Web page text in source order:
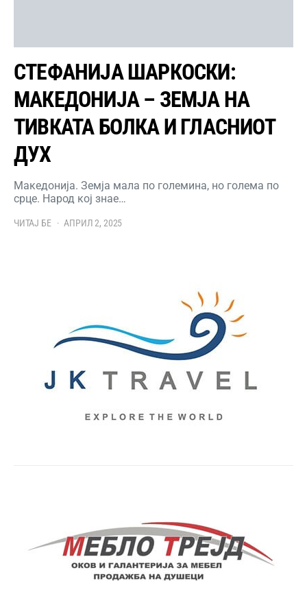
СТЕФАНИЈА ШАРКОСКИ:
МАКЕДОНИЈА – ЗЕМЈА НА
ТИВКАТА БОЛКА И ГЛАСНИОТ
ДУХ
Македонија. Земја мала по големина, но голема по
срце. Народ кој знае…
ЧИТАЈ БЕ АПРИЛ 2, 2025